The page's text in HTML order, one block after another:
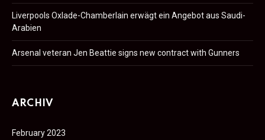
Liverpools Oxlade-Chamberlain erwägt ein Angebot aus Saudi-
Arabien
Arsenal veteran Jen Beattie signs new contract with Gunners
ARCHIV
February 2023